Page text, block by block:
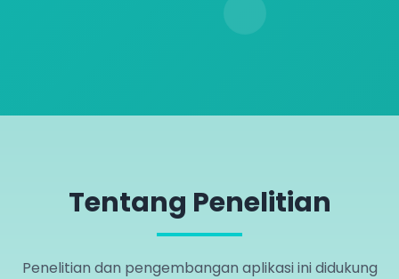
Tentang Penelitian
Penelitian dan pengembangan aplikasi ini didukung